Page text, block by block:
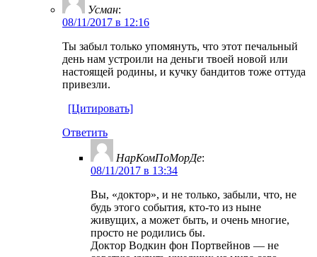
Усман:
08/11/2017 в 12:16
Ты забыл только упомянуть, что этот печальный
день нам устроили на деньги твоей новой или
настоящей родины, и кучку бандитов тоже оттуда
привезли.
[Цитировать]
Ответить
НарКомПоМорДе:
08/11/2017 в 13:34
Вы, «доктор», и не только, забыли, что, не
будь этого события, кто-то из ныне
живущих, а может быть, и очень многие,
просто не родились бы.
Доктор Водкин фон Портвейнов — не